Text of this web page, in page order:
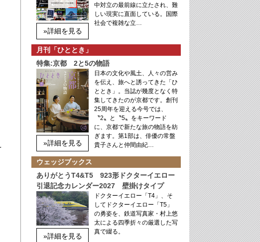
»詳細を見る
中対立の最前線に立たされ、難
しい現実に直面している。国際
社会で複雑な立…
月刊「ひととき」
特集:京都 2と5の物語
»詳細を見る
日本の文化や風土、人々の営み
を伝え、旅へと誘ってきた「ひ
ととき」。当誌が幾度となく特
集してきたのが京都です。創刊
25周年を迎える今号では、
〝2〟と〝5〟をキーワード
に、京都で新たな旅の物語を紡
ぎます。第1部は、俳優の常盤
貴子さんと仲間由紀…
ウェッジブックス
ありがとうT4&T5 923形ドクターイエロー
引退記念カレンダー2027 壁掛けタイプ
»詳細を見る
ドクターイエロー「T4」、そ
してドクターイエロー「T5」
の勇姿を、鉄道写真家・村上悠
太による四季折々の厳選した写
真で綴る。